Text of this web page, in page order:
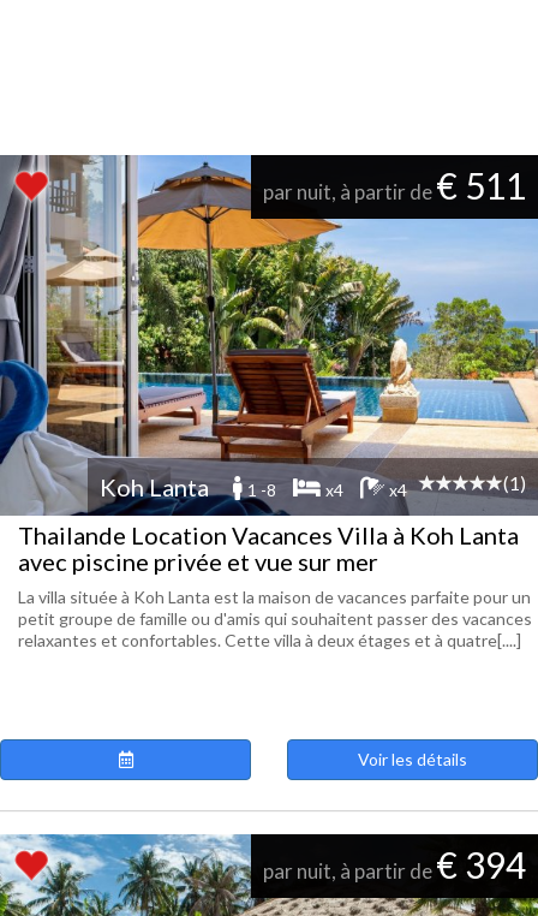
par nuit, à partir de€ 511
Koh Lanta 1 -8 x4 x4 (1)
Thailande Location Vacances Villa à Koh Lanta
avec piscine privée et vue sur mer
La villa située à Koh Lanta est la maison de vacances parfaite pour un
petit groupe de famille ou d'amis qui souhaitent passer des vacances
relaxantes et confortables. Cette villa à deux étages et à quatre[....]
Voir les détails
par nuit, à partir de€ 394